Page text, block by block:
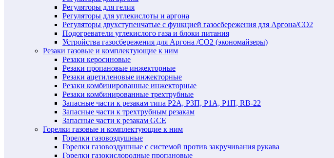
Регуляторы для гелия
Регуляторы для углекислоты и аргона
Регуляторы двухступенчатые c функцией газосбережения для Аргона/СО2
Подогреватели углекислого газа и блоки питания
Устройства газосбережения для Аргона /СО2 (экономайзеры)
Резаки газовые и комплектующие к ним
Резаки керосиновые
Резаки пропановые инжекторные
Резаки ацетиленовые инжекторные
Резаки комбинированные инжекторные
Резаки комбинированные трехтрубные
Запасные части к резакам типа Р2А, Р3П, Р1А, Р1П, RB-22
Запасные части к трехтрубным резакам
Запасные части к резакам GCE
Горелки газовые и комплектующие к ним
Горелки газовоздушные
Горелки газовоздушные с системой против закручивания рукава
Горелки газокислородные пропановые